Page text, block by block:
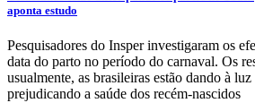
aponta estudo
Pesquisadores do Insper investigaram os
data do parto no período do carnaval. Os
usualmente, as brasileiras estão dando à
prejudicando a saúde dos recém-nascidos